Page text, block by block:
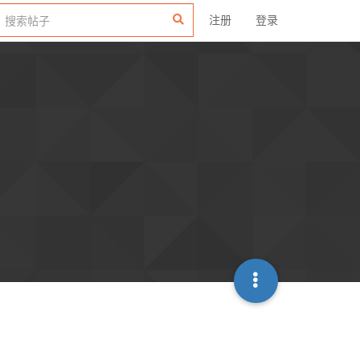
注册 登录